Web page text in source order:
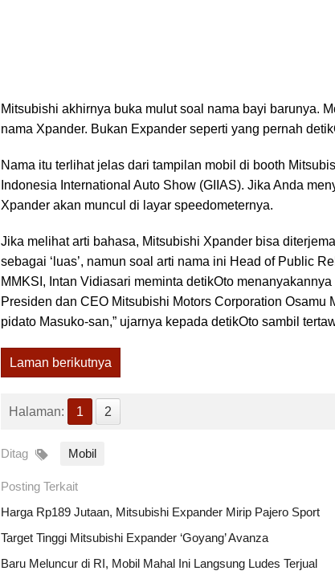
Mitsubishi akhirnya buka mulut soal nama bayi barunya.
nama Xpander. Bukan Expander seperti yang pernah
Nama itu terlihat jelas dari tampilan mobil di booth
Indonesia International Auto Show (GIIAS). Jika Anda
Xpander akan muncul di layar speedometernya.
Jika melihat arti bahasa, Mitsubishi Xpander bisa
sebagai ‘luas’, namun soal arti nama ini Head of Public
MMKSI, Intan Vidiasari meminta detikOto
Presiden dan CEO Mitsubishi Motors Corporation Osamu
pidato Masuko-san,” ujarnya kepada detikOto sambil
Laman berikutnya
Halaman: 1 2
Ditag Mobil
Posting Terkait
Harga Rp189 Jutaan, Mitsubishi Expander Mirip Pajero Sport
Target Tinggi Mitsubishi Expander ‘Goyang’ Avanza
Baru Meluncur di RI, Mobil Mahal Ini Langsung Ludes Terjual